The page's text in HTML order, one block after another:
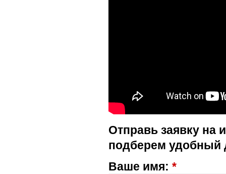
Отправь заявку на
подберем удобный
Ваше имя: *